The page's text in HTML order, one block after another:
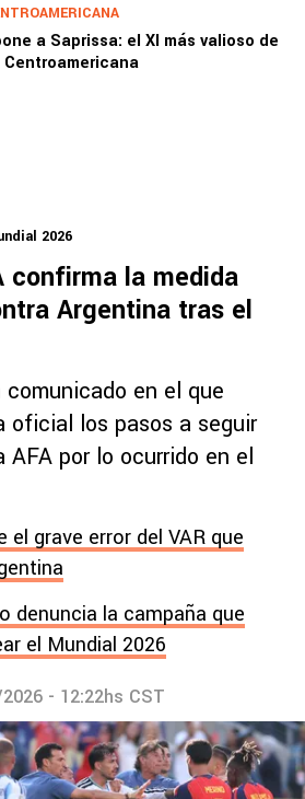
a Saprissa: el XI más valioso de
Centroamericana
2026
confirma la medida
Argentina tras el
en el que
oficial los pasos a seguir
por lo ocurrido en el
el grave error del VAR que
denuncia la campaña que
el Mundial 2026
- 12:22hs CST